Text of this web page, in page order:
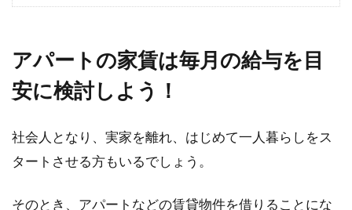
とは？手数料はかかるの？
土地や建物を所有すると、不動産登記をするこ
情報がた...
アパートの家賃は毎月の給与を目
安に検討しよう！
社会人となり、実家を離れ、はじめて一人暮らしをス
タートさせる方もいるでしょう。
そのとき、アパートなどの賃貸物件を借りることにな